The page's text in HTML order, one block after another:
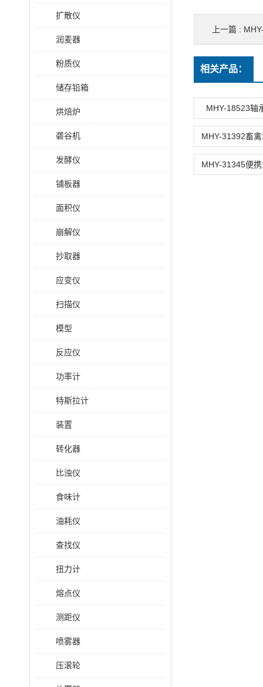
扩散仪
润麦器
粉质仪
储存铅箱
烘焙炉
砻谷机
发酵仪
铺板器
面积仪
崩解仪
抄取器
应变仪
扫描仪
模型
反应仪
功率计
特斯拉计
装置
转化器
比浊仪
食味计
油耗仪
查找仪
扭力计
熔点仪
测距仪
喷雾器
压滚轮
上一篇 :
相关产品：
MHY-18523轴